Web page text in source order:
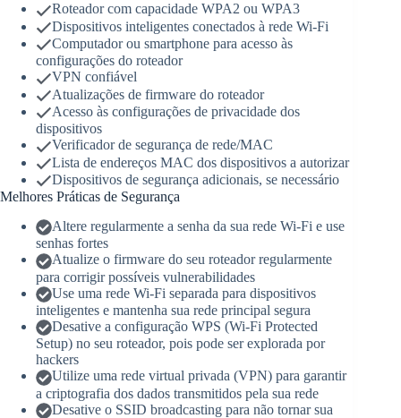
Roteador com capacidade WPA2 ou WPA3
Dispositivos inteligentes conectados à rede Wi-Fi
Computador ou smartphone para acesso às
configurações do roteador
VPN confiável
Atualizações de firmware do roteador
Acesso às configurações de privacidade dos
dispositivos
Verificador de segurança de rede/MAC
Lista de endereços MAC dos dispositivos a autorizar
Dispositivos de segurança adicionais, se necessário
Melhores Práticas de Segurança
Altere regularmente a senha da sua rede Wi-Fi e use
senhas fortes
Atualize o firmware do seu roteador regularmente
para corrigir possíveis vulnerabilidades
Use uma rede Wi-Fi separada para dispositivos
inteligentes e mantenha sua rede principal segura
Desative a configuração WPS (Wi-Fi Protected
Setup) no seu roteador, pois pode ser explorada por
hackers
Utilize uma rede virtual privada (VPN) para garantir
a criptografia dos dados transmitidos pela sua rede
Desative o SSID broadcasting para não tornar sua